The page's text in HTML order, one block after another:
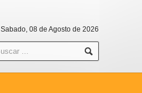
Sabado, 08 de Agosto de 2026